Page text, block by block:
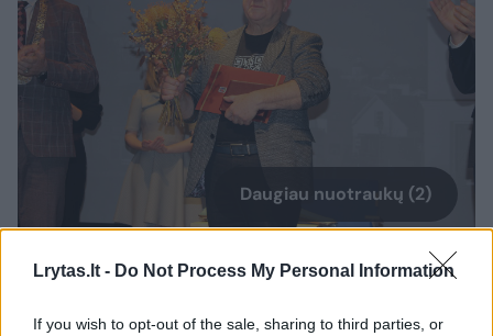
Lrytas.lt - Do Not Process My Personal Information
If you wish to opt-out of the sale, sharing to third parties, or
Daugiau nuotraukų (2)
VDA Telšių fakulteto profesorius Romualdas Inčirauskas.